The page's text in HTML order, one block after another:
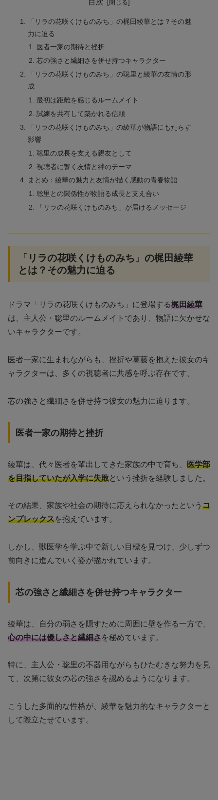
目次
「リラの花咲くけものみち」の梶田綾華とは？その魅
力に迫る
医者一家の期待と挫折
芯の強さと繊細さを併せ持つキャラクター
「リラの花咲くけものみち」の聡里と綾華の友情の形
成
最初は距離を感じるルームメイト
試練を共有して築かれる信頼
「リラの花咲くけものみち」の綾華が物語にもたらす
影響
聡里の成長を支える親友として
視聴者に響く友情と絆のテーマ
まとめ：綾華の魅力と友情が描く感動の青春物語
聡里との関係性が物語る成長と支え合い
「リラの花咲くけものみち」が届けるメッセージ
「リラの花咲くけものみち」の梶田綾華
とは？その魅力に迫る
ドラマ「リラの花咲くけものみち」に登場する梶田綾華
は、主人公・聡里のルームメイトであり、物語に欠かせな
いキャラクターです。
医者一家に生まれながらも、挫折や葛藤を抱えた彼女のキ
ャラクターは、多くの視聴者に共感を呼ぶ存在です。
芯の強さと繊細さを併せ持つ彼女の魅力に迫ります。
医者一家の期待と挫折
綾華は、代々医者を輩出してきた家族の中で育ち、 医学部
を目指していたが入学に失敗という挫折を経験しました。
その結果、家族や社会の期待に応えられなかったという コ
ンプレックスを抱えています。
しかし、獣医学を学ぶ中で新しい目標を見つけ、少しずつ
前向きに進んでいく姿が描かれています。
芯の強さと繊細さを併せ持つキャラクター
綾華は、自分の弱さを隠すために周囲に壁を作る一方で、
心の中には優しさと繊細さを秘めています。
特に、主人公・聡里の不器用ながらもひたむきな努力を見
て、次第に彼女の芯の強さを認めるようになります。
こうした多面的な性格が、綾華を魅力的なキャラクターと
して際立たせています。